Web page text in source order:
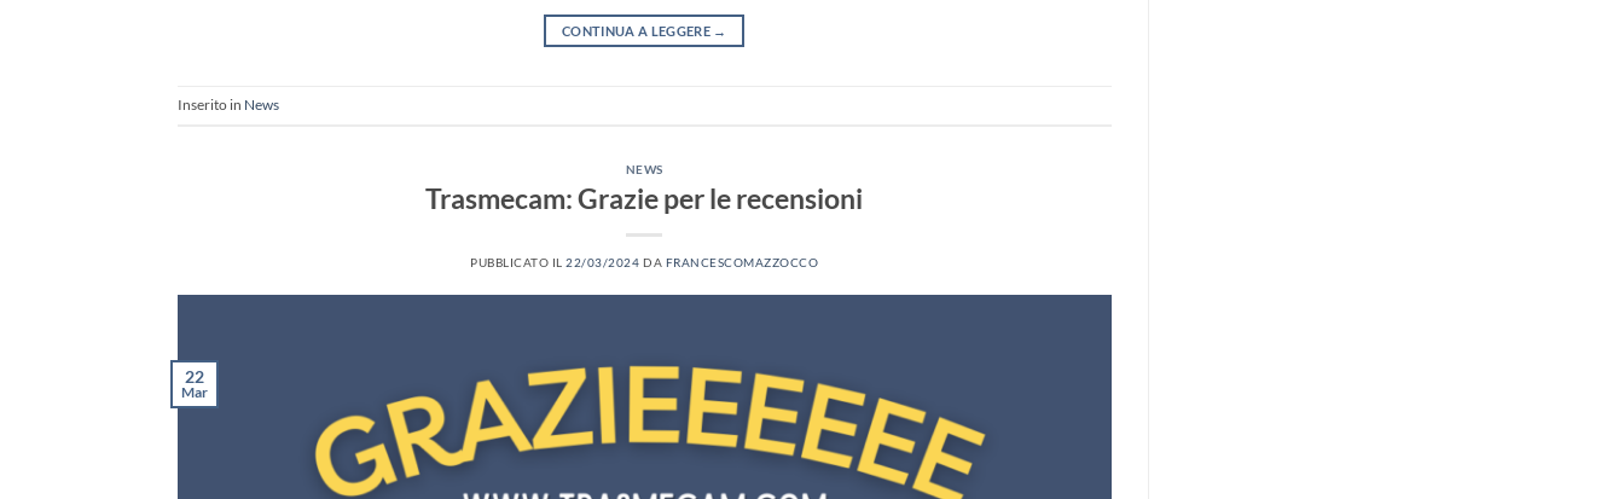
CONTINUA A LEGGERE →
Inserito in News
NEWS
Trasmecam: Grazie per le recensioni
PUBBLICATO IL22/03/2024 DA FRANCESCOMAZZOCCO
22
Mar